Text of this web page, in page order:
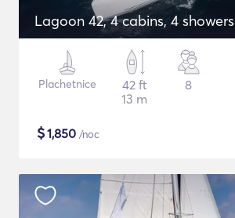
Lagoon 42, 4 cabins, 4 showers
Plachetnice
42 ft
13 m
8
$1,850 /noc